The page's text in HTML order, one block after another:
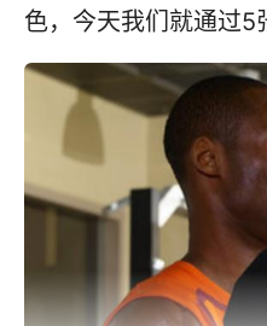
色，今天我们就通过5